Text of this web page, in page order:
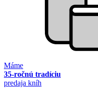
Máme
35-ročnú tradíciu
predaja kníh